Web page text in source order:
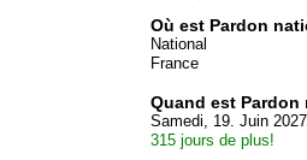
Où est Pardon
National
France
Quand est
Samedi, 19. Juin 2027
315 jours de plus!